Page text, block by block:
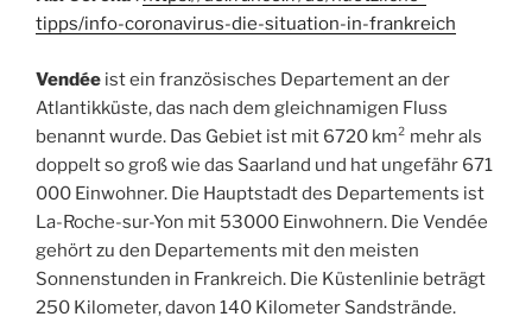
tipps/info-coronavirus-die-situation-in-frankreich
Vendée ist ein französisches Departement an der
Atlantikküste, das nach dem gleichnamigen Fluss
benannt wurde. Das Gebiet ist mit 6720 km² mehr als
doppelt so groß wie das Saarland und hat ungefähr 671
000 Einwohner. Die Hauptstadt des Departements ist
La-Roche-sur-Yon mit 53000 Einwohnern. Die Vendée
gehört zu den Departements mit den meisten
Sonnenstunden in Frankreich. Die Küstenlinie beträgt
250 Kilometer, davon 140 Kilometer Sandstrände.